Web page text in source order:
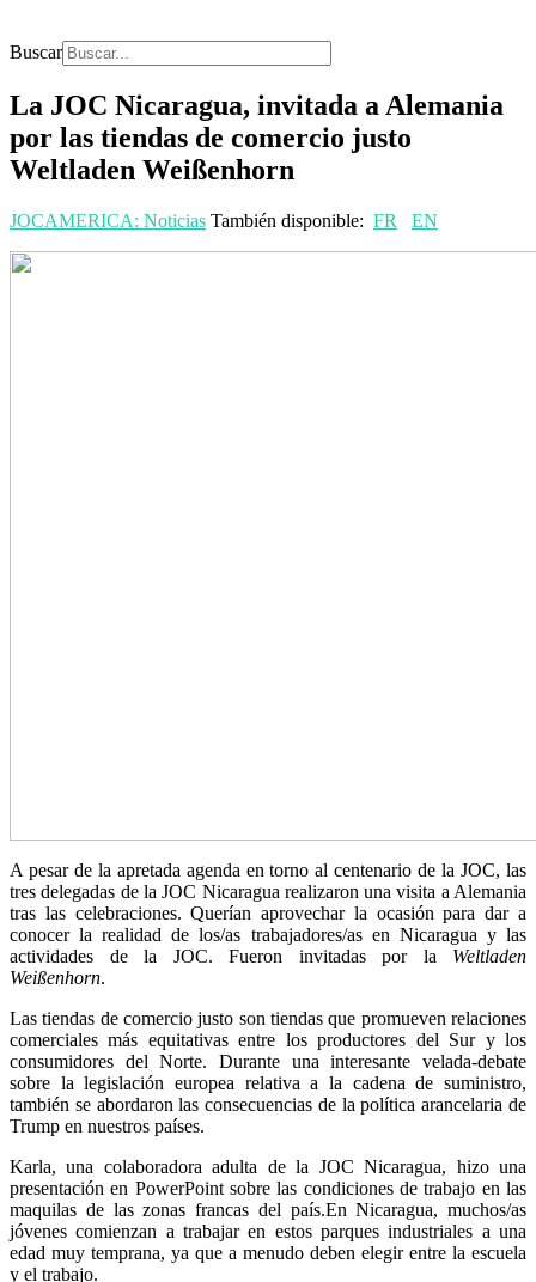
Buscar
La JOC Nicaragua, invitada a Alemania
por las tiendas de comercio justo
Weltladen Weißenhorn
JOCAMERICA: Noticias También disponible: FR EN
A pesar de la apretada agenda en torno al centenario de la JOC, las
tres delegadas de la JOC Nicaragua realizaron una visita a Alemania
tras las celebraciones. Querían aprovechar la ocasión para dar a
conocer la realidad de los/as trabajadores/as en Nicaragua y las
actividades de la JOC. Fueron invitadas por la Weltladen
Weißenhorn.
Las tiendas de comercio justo son tiendas que promueven relaciones
comerciales más equitativas entre los productores del Sur y los
consumidores del Norte. Durante una interesante velada-debate
sobre la legislación europea relativa a la cadena de suministro,
también se abordaron las consecuencias de la política arancelaria de
Trump en nuestros países.
Karla, una colaboradora adulta de la JOC Nicaragua, hizo una
presentación en PowerPoint sobre las condiciones de trabajo en las
maquilas de las zonas francas del país.En Nicaragua, muchos/as
jóvenes comienzan a trabajar en estos parques industriales a una
edad muy temprana, ya que a menudo deben elegir entre la escuela
y el trabajo.